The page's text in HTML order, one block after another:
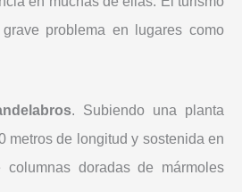
problema en lugares como
. Subiendo una planta
metros de longitud y sostenida en
columnas doradas de mármoles